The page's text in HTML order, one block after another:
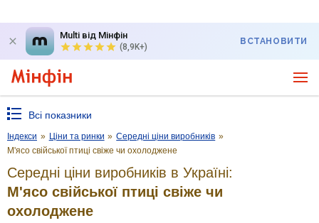
Multi від Мінфін
(8,9K+)
ВСТАНОВИТИ
Всі показники
Індекси » Ціни та ринки » Середні ціни виробників »
М'ясо свійської птиці свіже чи охолоджене
Середні ціни виробників в Україні:
М'ясо свійської птиці свіже чи
охолоджене